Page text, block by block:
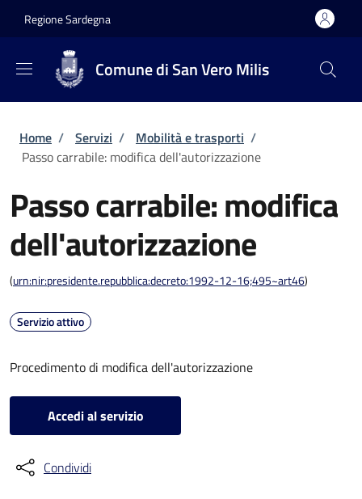
Regione Sardegna
Comune di San Vero Milis
Briciole di pane
Home / Servizi / Mobilità e trasporti /
Passo carrabile: modifica dell'autorizzazione
Passo carrabile: modifica
dell'autorizzazione
(urn:nir:presidente.repubblica:decreto:1992-12-16;495~art46)
Servizio attivo
Procedimento di modifica dell'autorizzazione
Accedi al servizio
Condividi